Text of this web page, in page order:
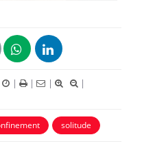
| | |
|
solitude